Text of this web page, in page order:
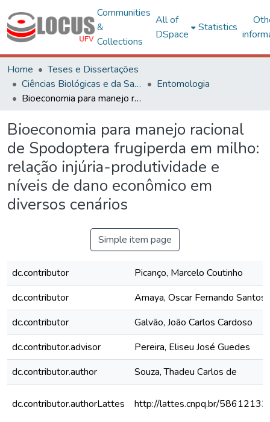
Communities
&
Collections
All of
DSpace
Statistics
Home
Teses e Dissertações
Ciências Biológicas e da Saúde
Entomologia
Bioeconomia para manejo racional de Spodoptera frugiperda em milho: relação injúria-produtividade e níveis de dano econômico em diversos cenários
Bioeconomia para manejo racional
de Spodoptera frugiperda em milho:
relação injúria-produtividade e
níveis de dano econômico em
diversos cenários
Simple item page
dc.contributor
Picanço, Marcelo Coutinho
dc.contributor
Amaya, Oscar Fernando Santos
dc.contributor
Galvão, João Carlos Cardoso
dc.contributor.advisor
Pereira, Eliseu José Guedes
dc.contributor.author
Souza, Thadeu Carlos de
dc.contributor.authorLattes http://lattes.cnpq.br/